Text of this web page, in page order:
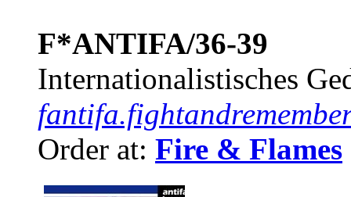
F*ANTIFA/36-39
Internationalistisches
Order at: Fire & Flames